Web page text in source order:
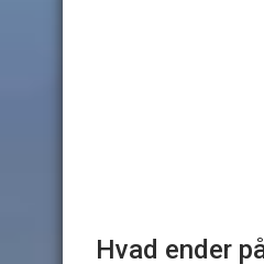
Hvad ender